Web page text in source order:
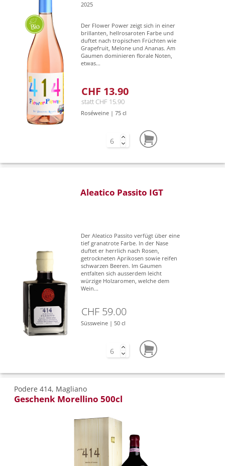
2025
Der Flower Power zeigt sich in einer
brillanten, hellrosaroten Farbe und
duftet nach tropischen Früchten wie
Grapefruit, Melone und Ananas. Am
Gaumen dominieren florale Noten,
etwas...
CHF 13.90
statt CHF 15.90
Roséweine | 75 cl
Aleatico Passito IGT
Der Aleatico Passito verfügt über eine
tief granatrote Farbe. In der Nase
duftet er herrlich nach Rosen,
getrockneten Aprikosen sowie reifen
schwarzen Beeren. Im Gaumen
entfalten sich ausserdem leicht
würzige Holzaromen, welche dem
Wein...
CHF 59.00
Süssweine | 50 cl
Podere 414, Magliano
Geschenk Morellino 500cl